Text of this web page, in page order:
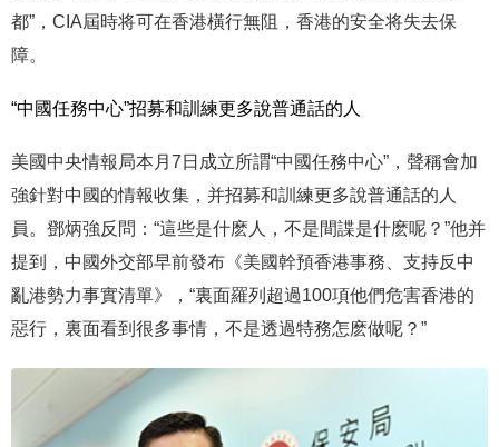
都”，CIA屆時将可在香港橫行無阻，香港的安全将失去保
障。
“中國任務中心”招募和訓練更多說普通話的人
美國中央情報局本月7日成立所謂“中國任務中心”，聲稱會加
強針對中國的情報收集，并招募和訓練更多說普通話的人
員。鄧炳強反問：“這些是什麽人，不是間諜是什麽呢？”他并
提到，中國外交部早前發布《美國幹預香港事務、支持反中
亂港勢力事實清單》，“裏面羅列超過100項他們危害香港的
惡行，裏面看到很多事情，不是透過特務怎麽做呢？”